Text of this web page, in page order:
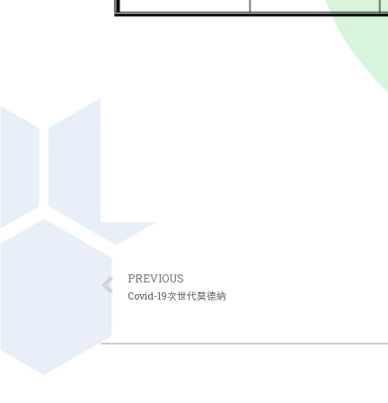
PREVIOUS
Covid-19次世代莫德納